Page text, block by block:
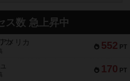
ス数 急上昇中
552 PT
メリカ
170 PT